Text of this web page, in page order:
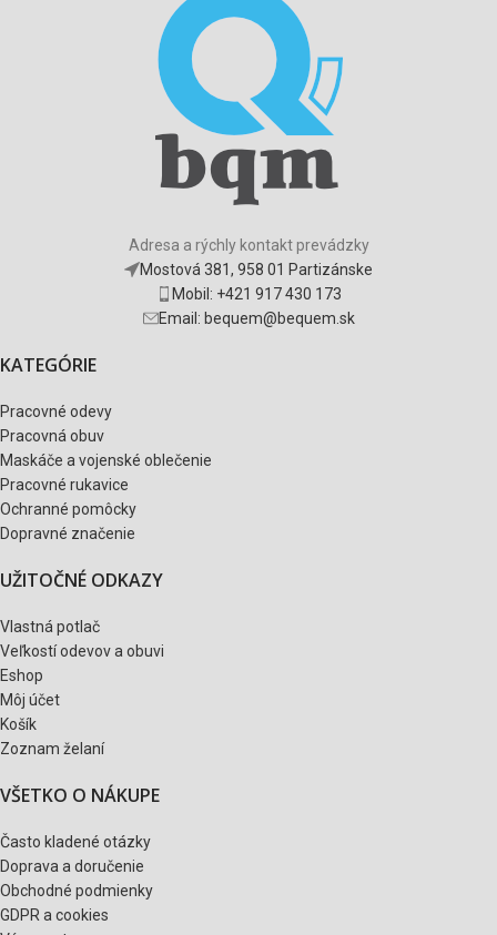
Adresa a rýchly kontakt prevádzky
Mostová 381, 958 01 Partizánske
Mobil: +421 917 430 173
Email: bequem@bequem.sk
KATEGÓRIE
Pracovné odevy
Pracovná obuv
Maskáče a vojenské oblečenie
Pracovné rukavice
Ochranné pomôcky
Dopravné značenie
UŽITOČNÉ ODKAZY
Vlastná potlač
Veľkostí odevov a obuvi
Eshop
Môj účet
Košík
Zoznam želaní
VŠETKO O NÁKUPE
Často kladené otázky
Doprava a doručenie
Obchodné podmienky
GDPR a cookies